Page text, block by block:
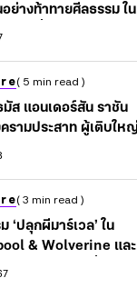
ย่างท้าทายศีลธรรม ใน
พันธ์ที่ผิดกฎหมาย
( 5 min read )
แอนเดอร์สัน ราชัน
ประสาท ผู้เติบใหญ่
นังโป๊
( 3 min read )
‘ปลุกผีมาร์เวล’ ใน
& Wolverine และ
ดจักรวาลฮีโร่ ที่ต้องอยู่